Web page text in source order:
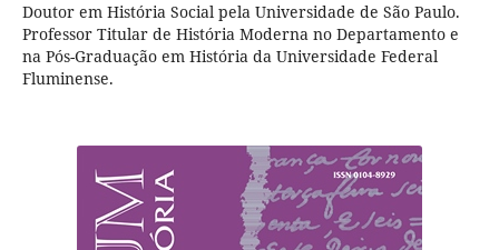
Doutor em História Social pela Universidade de São Paulo.
Professor Titular de História Moderna no Departamento e
na Pós-Graduação em História da Universidade Federal
Fluminense.